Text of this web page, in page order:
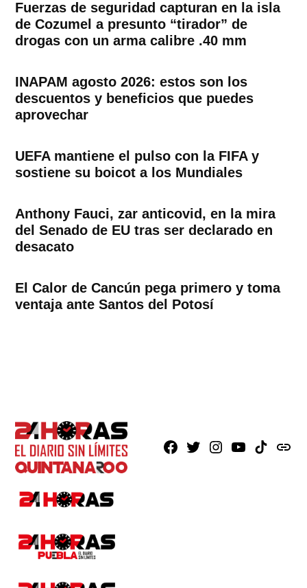
Fuerzas de seguridad capturan en la isla
de Cozumel a presunto “tirador” de
drogas con un arma calibre .40 mm
INAPAM agosto 2026: estos son los
descuentos y beneficios que puedes
aprovechar
UEFA mantiene el pulso con la FIFA y
sostiene su boicot a los Mundiales
Anthony Fauci, zar anticovid, en la mira
del Senado de EU tras ser declarado en
desacato
El Calor de Cancún pega primero y toma
ventaja ante Santos del Potosí
Facebook
X Instagram
YoutubeTikTokissuu